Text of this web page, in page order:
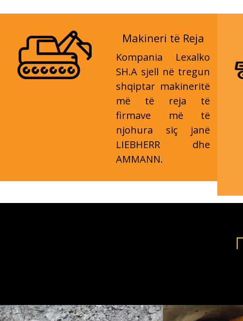
Makineri të Reja
Kompania Lexalko
SH.A sjell në tregun
shqiptar makineritë
më të reja të
firmave më të
njohura siç janë
LIEBHERR dhe
AMMANN.